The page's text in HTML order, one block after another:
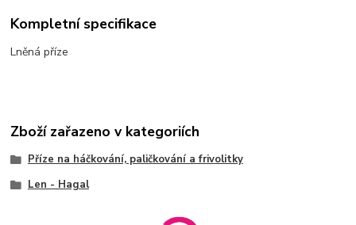
Kompletní specifikace
Lněná příze
Zboží zařazeno v kategoriích
Příze na háčkování, paličkování a frivolitky
Len - Hagal